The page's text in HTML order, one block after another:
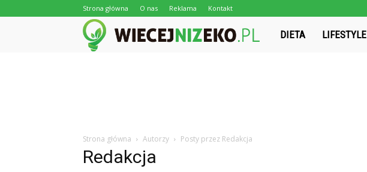
Strona główna O nas Reklama Kontakt
WiecejNizEko.pl
DIETA LIFESTYLE
Strona główna Autorzy Posty przez Redakcja
Redakcja